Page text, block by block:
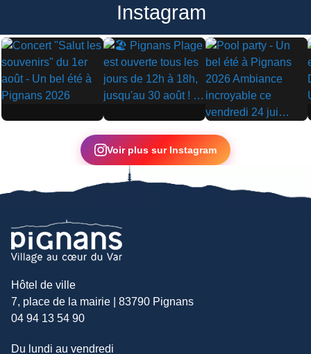
Instagram
▶ ▶
▶
Voir plus sur Instagram
Hôtel de ville
7, place de la mairie | 83790 Pignans
04 94 13 54 90
Du lundi au vendredi